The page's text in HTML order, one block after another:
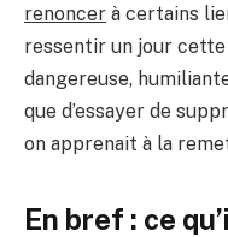
renoncer à certains
ressentir un jour cette
dangereuse,
que d’essayer de
on apprenait à la
En bref : ce